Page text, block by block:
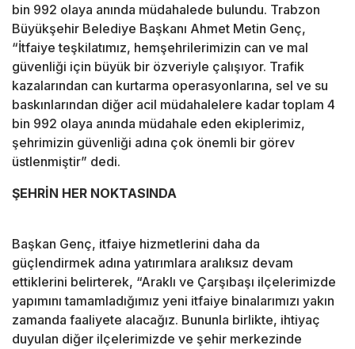
bin 992 olaya anında müdahalede bulundu. Trabzon
Büyükşehir Belediye Başkanı Ahmet Metin Genç,
“İtfaiye teşkilatımız, hemşehrilerimizin can ve mal
güvenliği için büyük bir özveriyle çalışıyor. Trafik
kazalarından can kurtarma operasyonlarına, sel ve su
baskınlarından diğer acil müdahalelere kadar toplam 4
bin 992 olaya anında müdahale eden ekiplerimiz,
şehrimizin güvenliği adına çok önemli bir görev
üstlenmiştir” dedi.
ŞEHRİN HER NOKTASINDA
Başkan Genç, itfaiye hizmetlerini daha da
güçlendirmek adına yatırımlara aralıksız devam
ettiklerini belirterek, “Araklı ve Çarşıbaşı ilçelerimizde
yapımını tamamladığımız yeni itfaiye binalarımızı yakın
zamanda faaliyete alacağız. Bununla birlikte, ihtiyaç
duyulan diğer ilçelerimizde ve şehir merkezinde